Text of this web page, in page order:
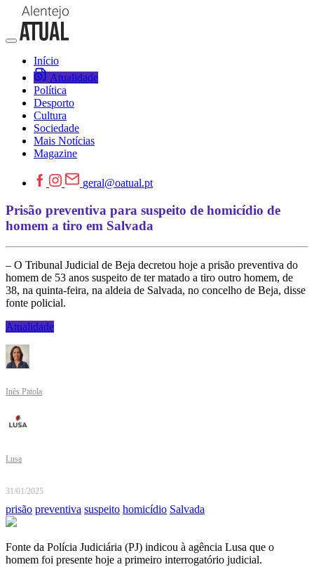
Início
Atualidade
Política
Desporto
Cultura
Sociedade
Mais Notícias
Magazine
geral@oatual.pt
Prisão preventiva para suspeito de homicídio de
homem a tiro em Salvada
– O Tribunal Judicial de Beja decretou hoje a prisão preventiva do
homem de 53 anos suspeito de ter matado a tiro outro homem, de
38, na quinta-feira, na aldeia de Salvada, no concelho de Beja, disse
fonte policial.
Atualidade
Inês Patola
Lusa
31/01/2025
prisão preventiva suspeito homicídio Salvada
Fonte da Polícia Judiciária (PJ) indicou à agência Lusa que o
homem foi presente hoje a primeiro interrogatório judicial.